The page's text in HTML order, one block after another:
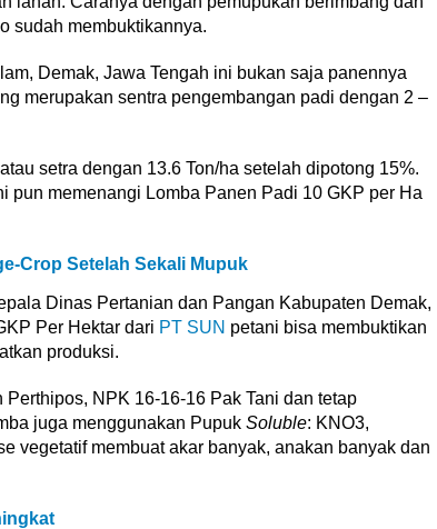
sudah membuktikannya.
Demak, Jawa Tengah ini bukan saja panennya
merupakan sentra pengembangan padi dengan 2 –
setra dengan 13.6 Ton/ha setelah dipotong 15%.
memenangi Lomba Panen Padi 10 GKP per Ha
Crop Setelah Sekali Mupuk
Dinas Pertanian dan Pangan Kabupaten Demak,
Per Hektar dari PT SUN petani bisa membuktikan
produksi.
NPK 16-16-16 Pak Tani dan tetap
juga menggunakan Pupuk Soluble: KNO3,
vegetatif membuat akar banyak, anakan banyak dan